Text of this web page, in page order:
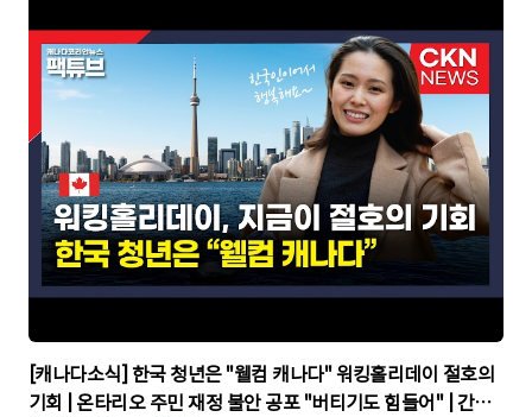
▶
[캐나다소식] 한국 청년은 "웰컴 캐나다" 워킹홀리데이 절호의
기회 | 온타리오 주민 재정 불안 공포 "버티기도 힘들어" | 간추